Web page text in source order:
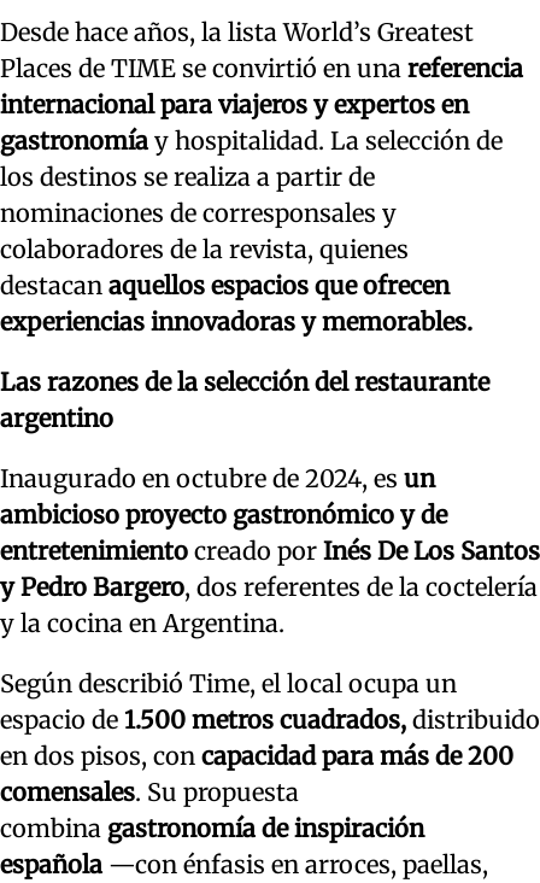
Desde hace años, la lista World’s Greatest
Places de TIME se convirtió en una referencia
internacional para viajeros y expertos en
gastronomía y hospitalidad. La selección de
los destinos se realiza a partir de
nominaciones de corresponsales y
colaboradores de la revista, quienes
destacan aquellos espacios que ofrecen
experiencias innovadoras y memorables.
Las razones de la selección del restaurante
argentino
Inaugurado en octubre de 2024, es un
ambicioso proyecto gastronómico y de
entretenimiento creado por Inés De Los Santos
y Pedro Bargero, dos referentes de la coctelería
y la cocina en Argentina.
Según describió Time, el local ocupa un
espacio de 1.500 metros cuadrados, distribuido
en dos pisos, con capacidad para más de 200
comensales. Su propuesta
combina gastronomía de inspiración
española —con énfasis en arroces, paellas,